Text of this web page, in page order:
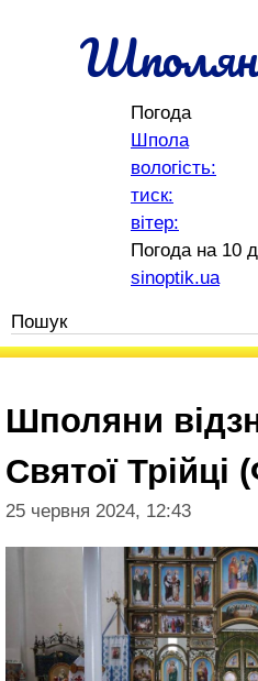
Погода
Шпола
вологість:
тиск:
вітер:
Погода на 10
sinoptik.ua
Шполяни
Святої
25 червня 2024, 12:43